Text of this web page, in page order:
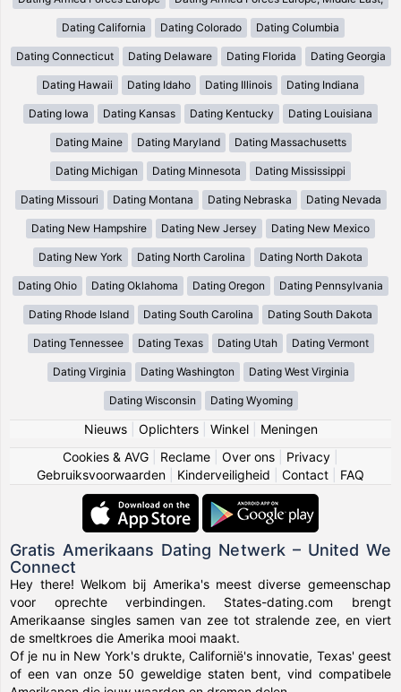
Dating California Dating Colorado Dating Columbia
Dating Connecticut Dating Delaware Dating Florida Dating Georgia
Dating Hawaii Dating Idaho Dating Illinois Dating Indiana
Dating Iowa Dating Kansas Dating Kentucky Dating Louisiana
Dating Maine Dating Maryland Dating Massachusetts
Dating Michigan Dating Minnesota Dating Mississippi
Dating Missouri Dating Montana Dating Nebraska Dating Nevada
Dating New Hampshire Dating New Jersey Dating New Mexico
Dating New York Dating North Carolina Dating North Dakota
Dating Ohio Dating Oklahoma Dating Oregon Dating Pennsylvania
Dating Rhode Island Dating South Carolina Dating South Dakota
Dating Tennessee Dating Texas Dating Utah Dating Vermont
Dating Virginia Dating Washington Dating West Virginia
Dating Wisconsin Dating Wyoming
Nieuws| Oplichters| Winkel| Meningen
Cookies & AVG
Reclame Over ons Privacy
Gebruiksvoorwaarden
Kinderveiligheid Contact FAQ
Gratis Amerikaans Dating Netwerk – United We
Connect
Hey there! Welkom bij Amerika's meest diverse gemeenschap
voor oprechte verbindingen. States-dating.com brengt
Amerikaanse singles samen van zee tot stralende zee, en viert
de smeltkroes die Amerika mooi maakt.
Of je nu in New York's drukte, Californië's innovatie, Texas' geest
of een van onze 50 geweldige staten bent, vind compatibele